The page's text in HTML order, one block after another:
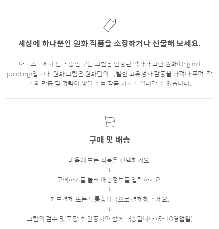
세상에 하나뿐인 원화 작품을 소장하거나 선물해 보세요.
아티스티에서 판매 중인 모든 그림은 인증된 작가가 그린 원화(Original
painting)입니다. 원화 그림은 원화만의 특별한 고유성과 감동을 가져다 주며, 작
가의 활동 및 경력이 쌓일 수록 작품 가치가 올라갈 수 있습니다.
구매 및 배송
마음에 드는 작품을 선택하세요.
구매하기를 눌러 배송정보를 입력하세요.
카드결제 또는 무통장입금으로 결제해 주세요.
그림의 검수 및 포장 후 인증서와 함께 배송됩니다.(5~10영업일)